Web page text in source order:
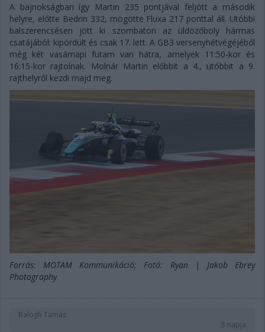
A bajnokságban így Martin 235 pontjával feljött a második
helyre, előtte Bedrin 332, mögötte Fluxa 217 ponttal áll. Utóbbi
balszerencsésen jött ki szombaton az üldözőboly hármas
csatájából: kipördült és csak 17. lett. A GB3 versenyhétvégéjéből
még két vasárnapi futam van hátra, amelyek 11:50-kor és
16:15-kor rajtolnak. Molnár Martin előbbit a 4., utóbbit a 9.
rajthelyről kezdi majd meg.
Forrás: MOTAM Kommunikáció; Fotó: Ryan | Jakob Ebrey
Photography
Balogh Tamás
5 napja